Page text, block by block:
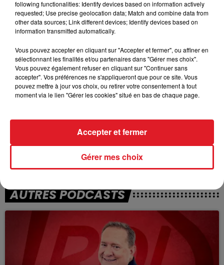
TITRES DIFFUSÉS
21h12
21h12
Boys (summertime Love)
21h08
21h08
AUTRES PODCASTS
following functionalities: Identify devices based on information actively
requested; Use precise geolocation data; Match and combine data from
other data sources; Link different devices; Identify devices based on
information transmitted automatically.
Vous pouvez accepter en cliquant sur "Accepter et fermer", ou affiner en
sélectionnant les finalités et/ou partenaires dans "Gérer mes choix".
Vous pouvez également refuser en cliquant sur "Continuer sans
accepter". Vos préférences ne s'appliqueront que pour ce site. Vous
pouvez mettre à jour vos choix, ou retirer votre consentement à tout
moment via le lien "Gérer les cookies" situé en bas de chaque page.
Gérer mes choix
Accepter et fermer